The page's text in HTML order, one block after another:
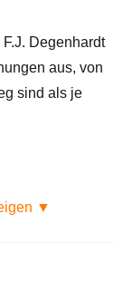
Degenhardt
aus, von
sind als je
▼